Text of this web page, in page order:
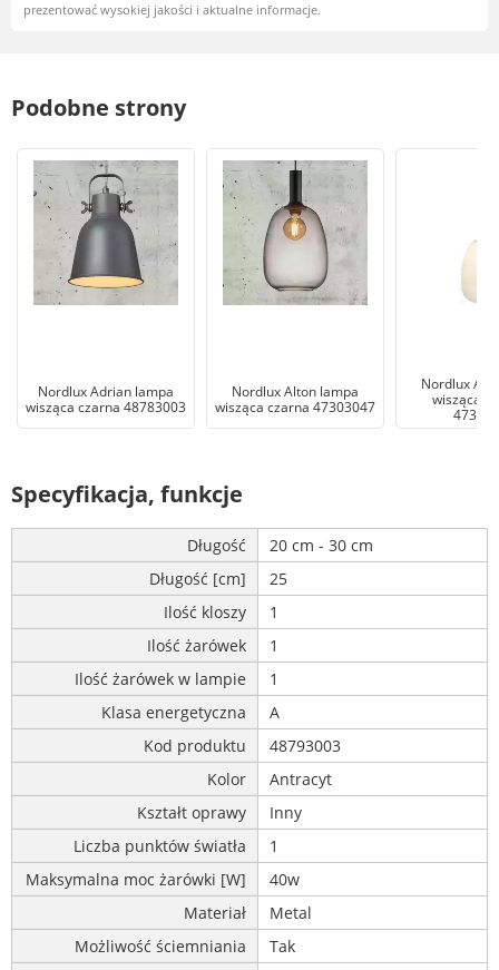
prezentować wysokiej jakości i aktualne informacje.
Podobne strony
Nordlux Adrian lampa
wisząca czarna 48783003
Nordlux Alton lampa
wisząca czarna 47303047
Nordlux
wisząca
Specyfikacja, funkcje
Długość
20 cm - 30 cm
Długość [cm]
25
Ilość kloszy
1
Ilość żarówek
1
Ilość żarówek w lampie
1
Klasa energetyczna
A
Kod produktu
48793003
Kolor
Antracyt
Kształt oprawy
Inny
Liczba punktów światła
1
Maksymalna moc żarówki [W]
40w
Materiał
Metal
Możliwość ściemniania
Tak